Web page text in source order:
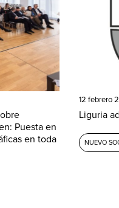
Puesta en
en toda
12 febrero
Liguria
NUEVO